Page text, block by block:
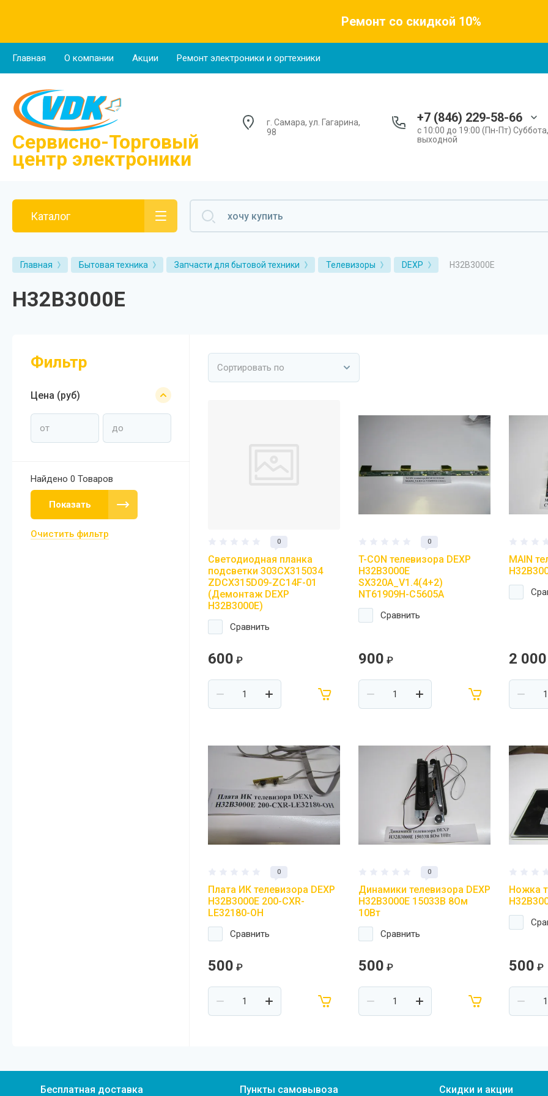
Новости
Отзывы о нас
Напишите нам
Ремонт со скидкой 10%
Главная О компании Акции Ремонт электроники и оргтехники
Сервисно-Торговый
центр электроники
г. Самара, ул. Гагарина,
98
+7 (846) 229-58-66
с 10:00 до 19:00 (Пн-Пт)
выходной
Каталог
Главная Бытовая техника Запчасти для бытовой техники Телевизоры DEXP H32B3000E
H32B3000E
Фильтр
Цена (руб)
Найдено 0 Товаров
Показать
Очистить фильтр
Сортировать по
0
Светодиодная планка
подсветки 303CX315034
ZDCX315D09-ZC14F-01
(Демонтаж DEXP
H32B3000E)
Сравнить
600 ₽
0
T-CON телевизора DEXP
H32B3000E
SX320A_V1.4(4+2)
NT61909H-C5605A
Сравнить
900 ₽
MAIN
2 000
0
Плата ИК телевизора DEXP
H32B3000E 200-CXR-
LE32180-OH
Сравнить
500 ₽
0
Динамики телевизора DEXP
H32B3000E 15033B 8Ом
10Вт
Сравнить
500 ₽
Ножка
500 ₽
Бесплатная доставка Пункты самовывоза Скидки и акции